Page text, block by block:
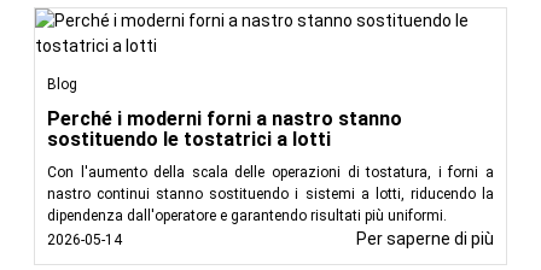
riporta le istruzioni di dosaggio, le avvertenze e le date
di scadenza.
d'uso e gli ingredienti.
Produzione: Per prodotti che vanno dall'elettronica ai
componenti automobilistici, l'etichettatura garantisce
una chiara identificazione e tracciabilità.
FoodTechProcess per un'applicazione precisa delle
Blog
Perché i moderni forni a nastro stanno
sostituendo le tostatrici a lotti
Con l'aumento della scala delle operazioni di tostatura, i forni a
nastro continui stanno sostituendo i sistemi a lotti, riducendo la
dipendenza dall'operatore e garantendo risultati più uniformi.
2026-05-14
Per saperne di più